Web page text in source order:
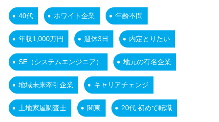
40代 ホワイト企業 年齢不問
年収1,000万円 週休3日 内定とりたい
SE（システムエンジニア） 地元の有名企業
地域未来牽引企業 キャリアチェンジ
土地家屋調査士 関東 20代 初めて転職